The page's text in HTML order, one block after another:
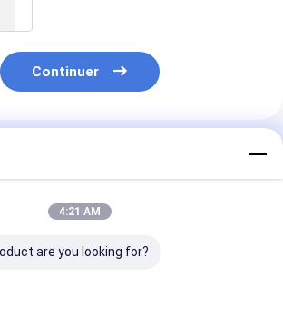
Continuer
4:21 AM
are you looking for?